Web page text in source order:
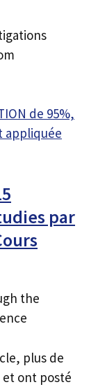
de 95%,
appliquée
par
the
plus de
et ont posté